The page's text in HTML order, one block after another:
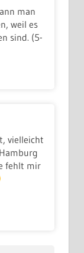
man
weil es
sind. (5-
vielleicht
fehlt mir